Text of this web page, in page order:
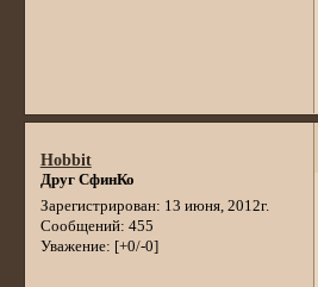
Hobbit
Друг СфинКо
Зарегистрирован: 13 июня, 2012г.
Сообщений: 455
Уважение: [+0/-0]